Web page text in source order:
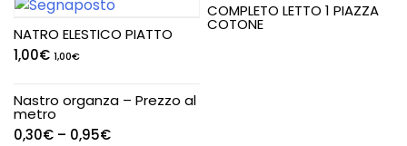
NATRO ELESTICO PIATTO
1,00€ 1,00€
COMPLETO LETTO 1 PIAZZA
COTONE
Nastro organza – Prezzo al
metro
0,30€ – 0,95€